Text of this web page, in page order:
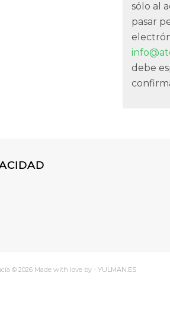
sólo al
pasar
debe
© 2026 Made with love by -YULMAN.ES